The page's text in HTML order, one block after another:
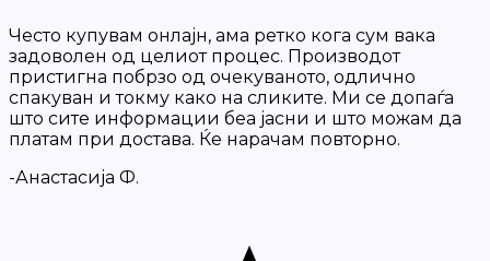
Често купувам онлајн, ама ретко кога сум вака
задоволен од целиот процес. Производот
пристигна побрзо од очекуваното, одлично
спакуван и токму како на сликите. Ми се допаѓа
што сите информации беа јасни и што можам да
платам при достава. Ќе нарачам повторно.
-Анастасија Ф.